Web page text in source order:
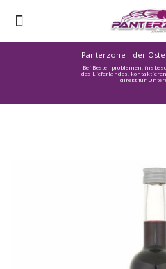
Panterzone - der
Bei Bestellproblemen,
des Lieferlandes,
direkt für